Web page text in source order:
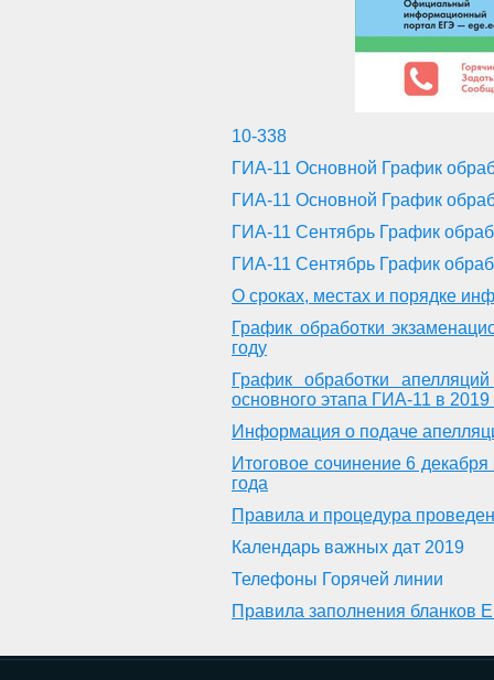
10-338
ГИА-11 Основной График
ГИА-11 Основной График
ГИА-11 Сентябрь График
ГИА-11 Сентябрь График
О сроках, местах и порядке
График обработки
году
График обработки
основного этапа ГИА-11 в 2019
Информация о подаче
Итоговое сочинение 6
года
Правила и процедура
Календарь важных дат 2019
Телефоны Горячей линии
Правила заполнения бланков